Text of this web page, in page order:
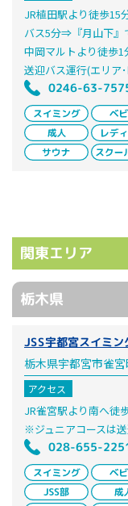
JR植田駅より徒歩15
バス5分⇒『月山下』
中岡マルトより徒歩1
送迎バス運行(エリア
0246-63-
関東エリア
栃木県
JSS宇都宮スイミン
栃木県宇都宮市雀
アクセス
JR雀宮駅より南へ徒
※ジュニアコースは
028-655-